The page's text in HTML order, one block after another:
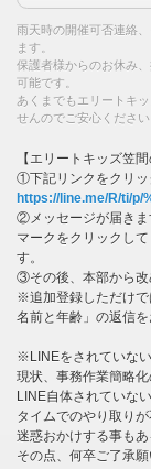
雨天時の開催可否連絡
ます。
保護者様からのお休み
可能です。
あくまでもエリートキ
せんのでご安心ください
【エリートキッズ笠
①下記リンクをクリッ
https://line.me/R/ti/p/
②メッセージが届きま
マークをクリックし
す。
③その後、本部から改
※追加登録しただけで
名前と年齢」の返信を
※LINEをされていな
現状、事務作業簡略
LINE自体されていな
タイムでのやり取り
迷惑おかけする事もあ
その点、何卒ご了承願